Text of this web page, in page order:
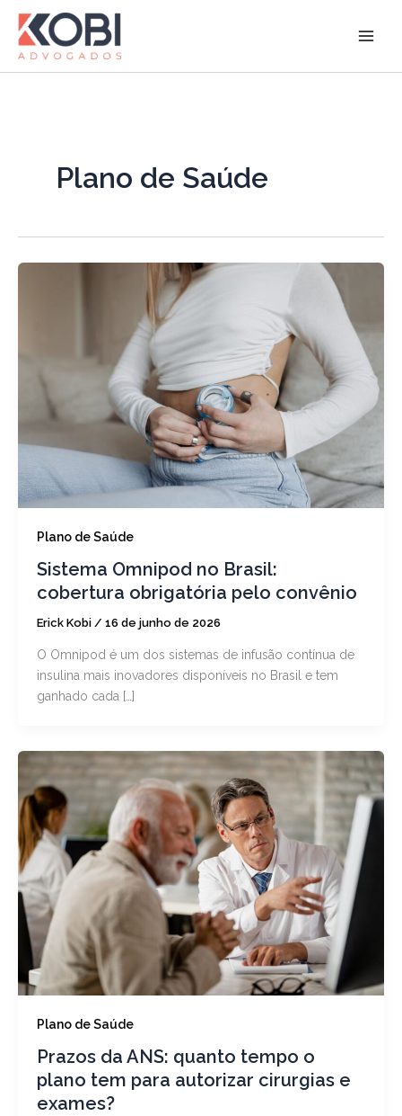
para
conteúdo
Plano de Saúde
Plano de Saúde
Sistema Omnipod no Brasil:
cobertura obrigatória pelo convênio
Erick Kobi / 16 de junho de 2026
O Omnipod é um dos sistemas de infusão contínua de
insulina mais inovadores disponíveis no Brasil e tem
ganhado cada […]
Plano de Saúde
Prazos da ANS: quanto tempo o
plano tem para autorizar cirurgias e
exames?